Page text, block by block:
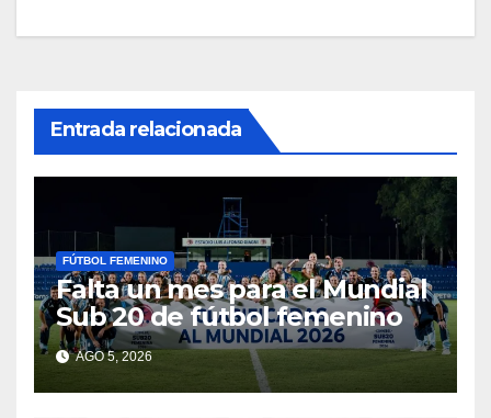
Entrada relacionada
FÚTBOL FEMENINO
Falta un mes para el Mundial
Sub 20 de fútbol femenino
AGO 5, 2026